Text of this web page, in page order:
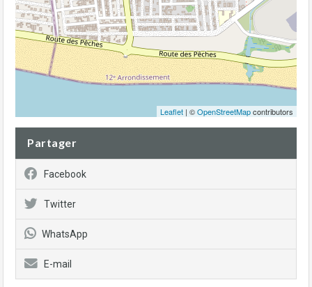
Leaflet | ©OpenStreetMapcontributors
Partager
Facebook
Twitter
WhatsApp
E-mail